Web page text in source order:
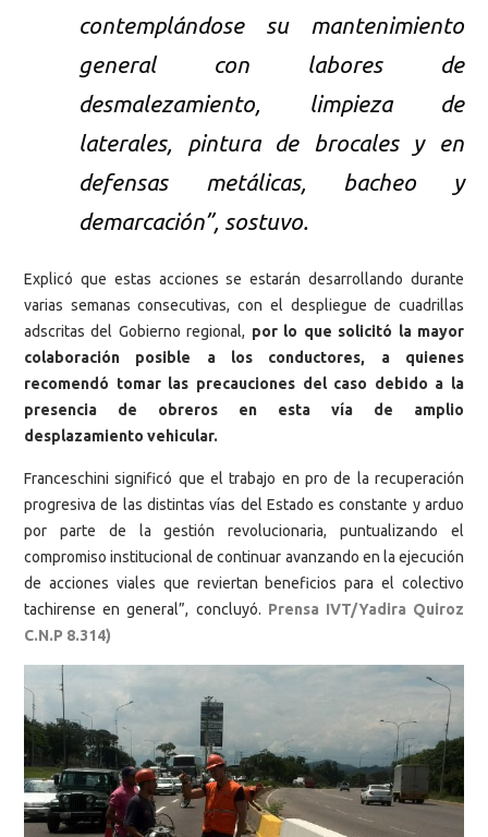
contemplándose su mantenimiento
general con labores de
desmalezamiento, limpieza de
laterales, pintura de brocales y en
defensas metálicas, bacheo y
demarcación”, sostuvo.
Explicó que estas acciones se estarán desarrollando durante
varias semanas consecutivas, con el despliegue de cuadrillas
adscritas del Gobierno regional, por lo que solicitó la mayor
colaboración posible a los conductores, a quienes
recomendó tomar las precauciones del caso debido a la
presencia de obreros en esta vía de amplio
desplazamiento vehicular.
Franceschini significó que el trabajo en pro de la recuperación
progresiva de las distintas vías del Estado es constante y arduo
por parte de la gestión revolucionaria, puntualizando el
compromiso institucional de continuar avanzando en la ejecución
de acciones viales que reviertan beneficios para el colectivo
tachirense en general”, concluyó. Prensa IVT/Yadira Quiroz
C.N.P 8.314)